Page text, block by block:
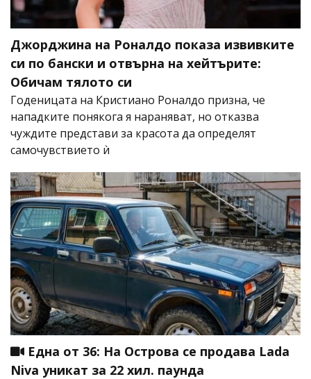
Джорджина на Роналдо показа извивките
си по бански и отвърна на хейтърите:
Обичам тялото си
Годеницата на Кристиано Роналдо призна, че
нападките понякога я нараняват, но отказва
чуждите представи за красота да определят
самочувствието ѝ
Една от 36: На Острова се продава Lada
Niva уникат за 22 хил. паунда